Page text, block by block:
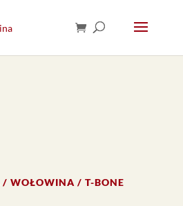
/ WOŁOWINA / T-BONE